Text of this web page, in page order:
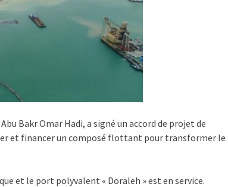
Bakr Omar Hadi, a signé un accord de projet de
et financer un composé flottant pour transformer le
et le port polyvalent « Doraleh » est en service.